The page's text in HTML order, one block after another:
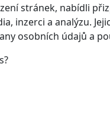
stránek, nabídli
inzerci a analýzu.
osobních údajů a